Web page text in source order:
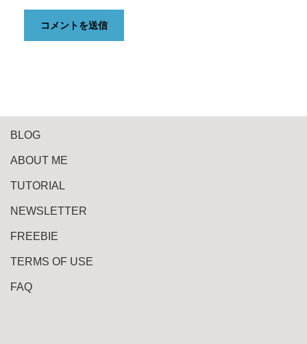
BLOG
ABOUT ME
TUTORIAL
NEWSLETTER
FREEBIE
TERMS OF USE
FAQ